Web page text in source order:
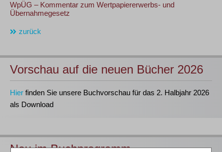
WpÜG – Kommentar zum Wertpapiererwerbs- und
Übernahmegesetz
zurück
Vorschau auf die neuen Bücher 2026
Hier finden Sie unsere Buchvorschau für das 2. Halbjahr 2026
als Download
Neu im Buchprogramm